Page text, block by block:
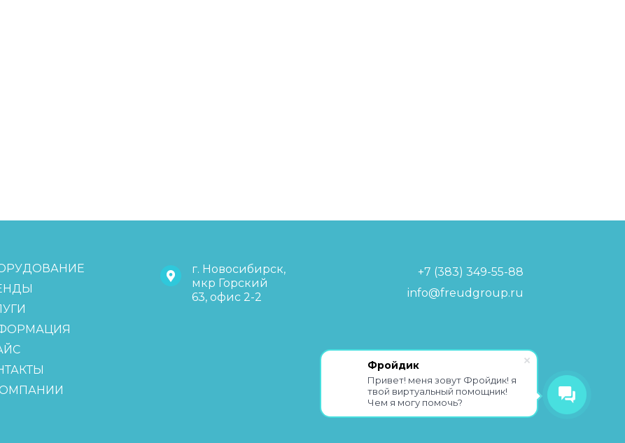
Фройдик
Привет! меня зовут Фройдик! я
твой виртуальный помощник!
Чем я могу помочь?
г. Новосибирск,
мкр Горский
63, офис 2-2
+7 (383) 349-55-88
info@freudgroup.ru
персональных данных